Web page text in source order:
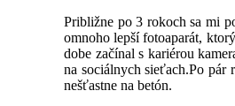
Približne po 3 rokoch sa mi
omnoho lepší fotoaparát,
dobe začínal s kariérou
na sociálnych sieťach.Po pár
nešťastne na betón.